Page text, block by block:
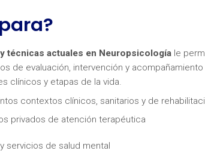
técnicas actuales en Neuropsicología le
de evaluación, intervención y acompañamiento
clínicos y etapas de la vida.
contextos clínicos, sanitarios y de
privados de atención terapéutica
servicios de salud mental